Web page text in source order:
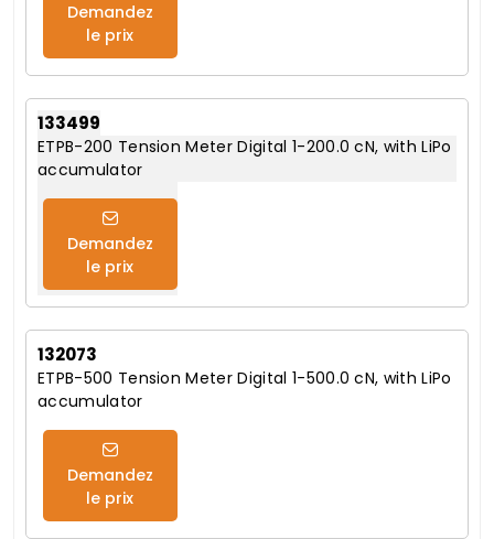
Demandez
le prix
133499
ETPB-200 Tension Meter Digital 1-200.0 cN, with LiPo
accumulator
Demandez
le prix
132073
ETPB-500 Tension Meter Digital 1-500.0 cN, with LiPo
accumulator
Demandez
le prix